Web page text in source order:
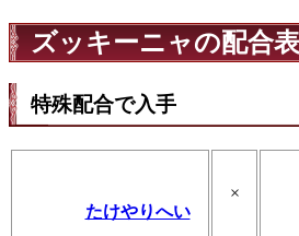
ズッキーニャの配合
特殊配合で入手
たけやりへい
×